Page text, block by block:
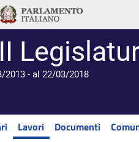
2013 - al 22/03/2018
Lavori Documenti